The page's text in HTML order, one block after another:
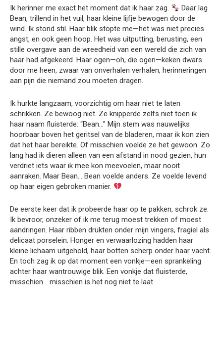
Ik herinner me exact het moment dat ik haar zag.
Daar lag
Bean, trillend in het vuil, haar kleine lijfje bewogen door de
wind. Ik stond stil. Haar blik stopte me—het was niet precies
angst, en ook geen hoop. Het was uitputting, berusting, een
stille overgave aan de wreedheid van een wereld die zich van
haar had afgekeerd. Haar ogen—oh, die ogen—keken dwars
door me heen, zwaar van onverhalen verhalen, herinneringen
aan pijn die niemand zou moeten dragen.
Ik hurkte langzaam, voorzichtig om haar niet te laten
schrikken. Ze bewoog niet. Ze knipperde zelfs niet toen ik
haar naam fluisterde: “Bean…” Mijn stem was nauwelijks
hoorbaar boven het geritsel van de bladeren, maar ik kon zien
dat het haar bereikte. Of misschien voelde ze het gewoon. Zo
lang had ik dieren alleen van een afstand in nood gezien, hun
verdriet iets waar ik mee kon meevoelen, maar nooit
aanraken. Maar Bean… Bean voelde anders. Ze voelde levend
op haar eigen gebroken manier.
De eerste keer dat ik probeerde haar op te pakken, schrok ze.
Ik bevroor, onzeker of ik me terug moest trekken of moest
aandringen. Haar ribben drukten onder mijn vingers, fragiel als
delicaat porselein. Honger en verwaarlozing hadden haar
kleine lichaam uitgehold, haar botten scherp onder haar vacht.
En toch zag ik op dat moment een vonkje—een sprankeling
achter haar wantrouwige blik. Een vonkje dat fluisterde,
misschien… misschien is het nog niet te laat.